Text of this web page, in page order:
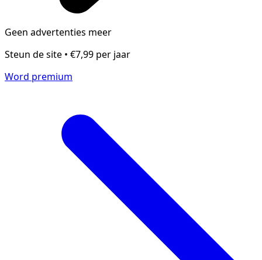
Geen advertenties meer
Steun de site • €7,99 per jaar
Word premium